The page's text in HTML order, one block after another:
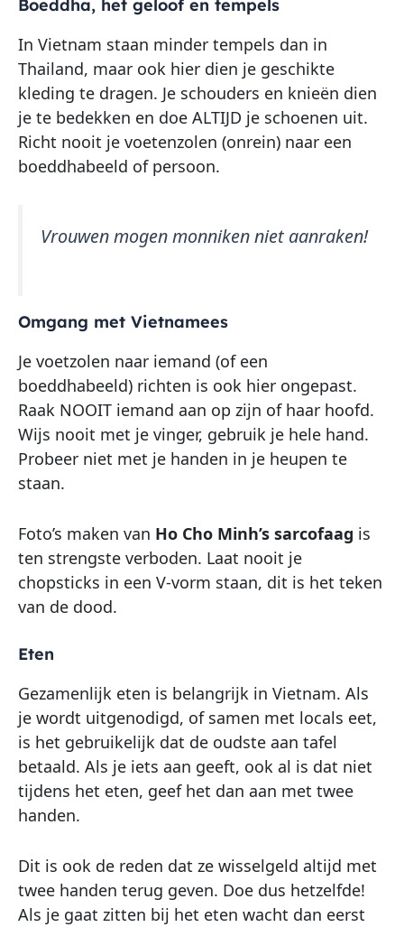
Boeddha, het geloof en tempels
In Vietnam staan minder tempels dan in
Thailand, maar ook hier dien je geschikte
kleding te dragen. Je schouders en knieën dien
je te bedekken en doe ALTIJD je schoenen uit.
Richt nooit je voetenzolen (onrein) naar een
boeddhabeeld of persoon.
Vrouwen mogen monniken niet aanraken!
Omgang met Vietnamees
Je voetzolen naar iemand (of een
boeddhabeeld) richten is ook hier ongepast.
Raak NOOIT iemand aan op zijn of haar hoofd.
Wijs nooit met je vinger, gebruik je hele hand.
Probeer niet met je handen in je heupen te
staan.
Foto’s maken van Ho Cho Minh’s sarcofaag is
ten strengste verboden. Laat nooit je
chopsticks in een V-vorm staan, dit is het teken
van de dood.
Eten
Gezamenlijk eten is belangrijk in Vietnam. Als
je wordt uitgenodigd, of samen met locals eet,
is het gebruikelijk dat de oudste aan tafel
betaald. Als je iets aan geeft, ook al is dat niet
tijdens het eten, geef het dan aan met twee
handen.
Dit is ook de reden dat ze wisselgeld altijd met
twee handen terug geven. Doe dus hetzelfde!
Als je gaat zitten bij het eten wacht dan eerst